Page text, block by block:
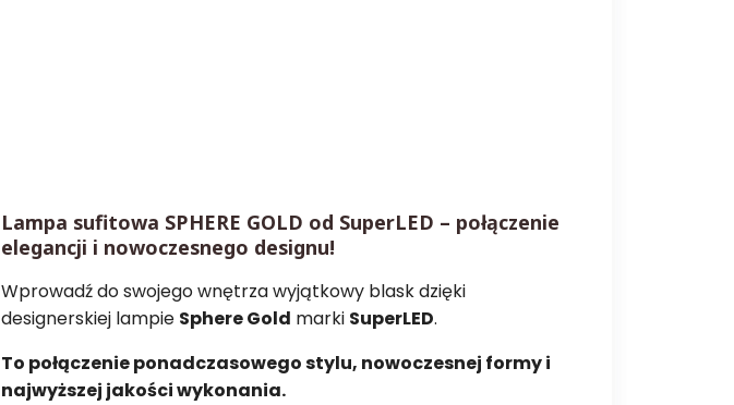
Lampa sufitowa SPHERE GOLD od SuperLED – połączenie
elegancji i nowoczesnego designu!
Wprowadź do swojego wnętrza wyjątkowy blask dzięki
designerskiej lampie Sphere Gold marki SuperLED.
To połączenie ponadczasowego stylu, nowoczesnej formy i
najwyższej jakości wykonania.